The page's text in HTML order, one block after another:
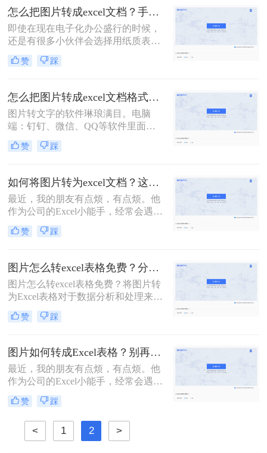
入当然不是一个好办法，这时我们可
以借助一些工具，来将纸质表格拍成
图片，然后再将图片转Excel；那我们
今天就来介绍怎么把图片转成excel的
方法吧！
怎么把图片转成excel文档？手把手教你在线转换
即使在现在电子化办公盛行的时候，
还是有很多小伙伴会选择用纸质表格
来进行数据统计；可还是因为电子化
办公需要后期还需要将表格整理为电
入当然不是一个好办法，这时我们可
以借助一些工具，来将纸质表格拍成
图片，然后再将图片转Excel；那我们
今天就来介绍怎么把图片转成excel文
档的方法吧！
赞 踩
怎么把图片转成excel文档格式？教你几步轻松转换
图片转文字的软件琳琅满目。电脑
端：钉钉、微信、QQ等软件里面都
集成了识图功能；手机端：智能手机
自带识图功能也很方便。虽然图片转
格却有些棘手。转换后的效果惨不忍
睹，还要一行一行进行数据核对，还
不如手动输入。今天给各位小伙伴分
享怎么把图片转成excel文档格式？操
作起来很快捷方便，只需几个步骤即
可实现免费图片转表格的功能。
赞 踩
如何将图片转为excel文档？这个方法赶紧收藏下来
最近，我的朋友有点烦，有点烦。他
作为公司的Excel小能手，经常会遇到
同事发Excel表过来咨询的情况。他们
的口头禅通常都是：“大神，大神，
对呢？”顺带一张Excel截图。对，是
截图！如何在一张截图上发现问题，
查找答案呢？这是一个问题。更大的
问题是，老板也喜欢这样……今天就
来给大家分享一个技巧，「如何将图
片转为excel文档」
赞 踩
图片怎么转excel表格免费？分享三款免费工具！
图片怎么转excel表格免费？​将图片转
为Excel表格对于数据分析和处理来说
是非常重要的。虽然很多付费软件都
有这个功能，但是我们可以使用一些
文将介绍三种免费软件：
OnlineOCR、Microsoft Office Lens和
在线转换工具。
赞 踩
图片如何转成Excel表格？别再手动输入了，这个方法2分钟解决
最近，我的朋友有点烦，有点烦。他
作为公司的Excel小能手，经常会遇到
同事发Excel表过来咨询的情况。他们
的口头禅通常都是：“大神，大神，
麻烦你，帮我看看这个表格，怎么不
对呢？”顺带一张Excel截图。对，是
截图！如何在一张截图上发现问题，
赞 踩
< 1 2 >